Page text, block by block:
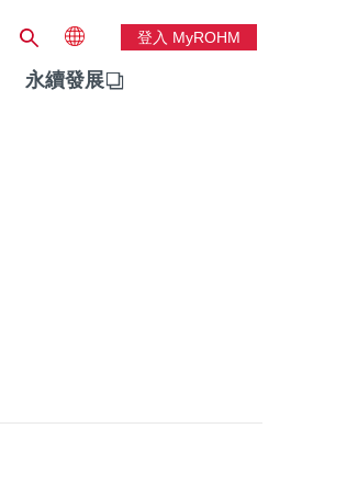
登入 MyROHM
永續發展